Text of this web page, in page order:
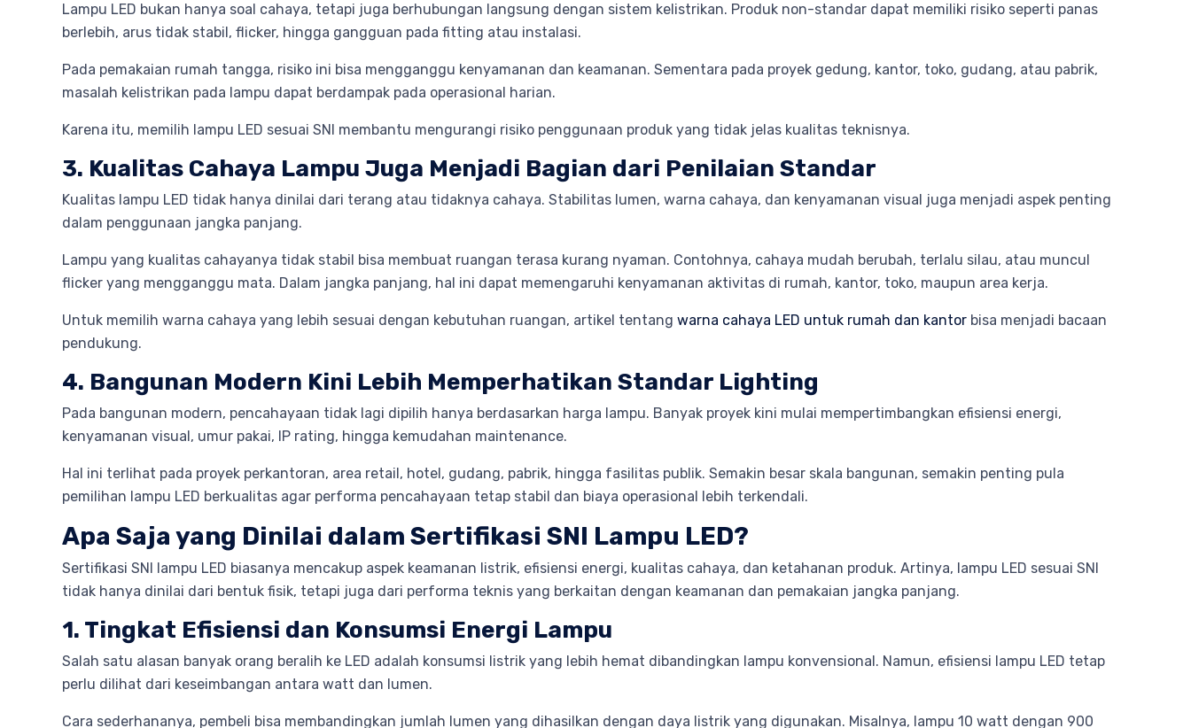
Lampu LED bukan hanya soal cahaya, tetapi juga berhubungan langsung dengan sistem kelistrikan. Produk non-standar dapat memiliki risiko seperti panas
berlebih, arus tidak stabil, flicker, hingga gangguan pada fitting atau instalasi.
Pada pemakaian rumah tangga, risiko ini bisa mengganggu kenyamanan dan keamanan. Sementara pada proyek gedung, kantor, toko, gudang, atau pabrik,
masalah kelistrikan pada lampu dapat berdampak pada operasional harian.
Karena itu, memilih lampu LED sesuai SNI membantu mengurangi risiko penggunaan produk yang tidak jelas kualitas teknisnya.
3. Kualitas Cahaya Lampu Juga Menjadi Bagian dari Penilaian Standar
Kualitas lampu LED tidak hanya dinilai dari terang atau tidaknya cahaya. Stabilitas lumen, warna cahaya, dan kenyamanan visual juga menjadi aspek penting
dalam penggunaan jangka panjang.
Lampu yang kualitas cahayanya tidak stabil bisa membuat ruangan terasa kurang nyaman. Contohnya, cahaya mudah berubah, terlalu silau, atau muncul
flicker yang mengganggu mata. Dalam jangka panjang, hal ini dapat memengaruhi kenyamanan aktivitas di rumah, kantor, toko, maupun area kerja.
Untuk memilih warna cahaya yang lebih sesuai dengan kebutuhan ruangan, artikel tentang warna cahaya LED untuk rumah dan kantor bisa menjadi bacaan
pendukung.
4. Bangunan Modern Kini Lebih Memperhatikan Standar Lighting
Pada bangunan modern, pencahayaan tidak lagi dipilih hanya berdasarkan harga lampu. Banyak proyek kini mulai mempertimbangkan efisiensi energi,
kenyamanan visual, umur pakai, IP rating, hingga kemudahan maintenance.
Hal ini terlihat pada proyek perkantoran, area retail, hotel, gudang, pabrik, hingga fasilitas publik. Semakin besar skala bangunan, semakin penting pula
pemilihan lampu LED berkualitas agar performa pencahayaan tetap stabil dan biaya operasional lebih terkendali.
Apa Saja yang Dinilai dalam Sertifikasi SNI Lampu LED?
Sertifikasi SNI lampu LED biasanya mencakup aspek keamanan listrik, efisiensi energi, kualitas cahaya, dan ketahanan produk. Artinya, lampu LED sesuai SNI
tidak hanya dinilai dari bentuk fisik, tetapi juga dari performa teknis yang berkaitan dengan keamanan dan pemakaian jangka panjang.
1. Tingkat Efisiensi dan Konsumsi Energi Lampu
Salah satu alasan banyak orang beralih ke LED adalah konsumsi listrik yang lebih hemat dibandingkan lampu konvensional. Namun, efisiensi lampu LED tetap
perlu dilihat dari keseimbangan antara watt dan lumen.
Cara sederhananya, pembeli bisa membandingkan jumlah lumen yang dihasilkan dengan daya listrik yang digunakan. Misalnya, lampu 10 watt dengan 900